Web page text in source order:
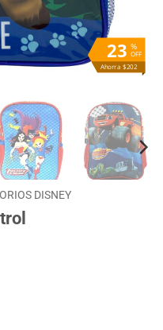
%
OFF
23
Ahorra $202
DISNEY